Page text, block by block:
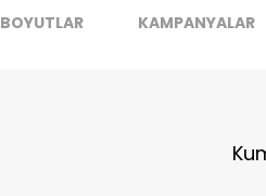
BOYUTLAR KAMPANYALAR